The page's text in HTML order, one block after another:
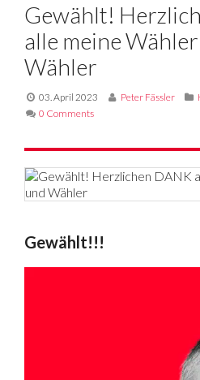
Gewählt!
alle meine
Wähler
03. April 2023 Peter Fässler
0 Comments
Gewählt!!!